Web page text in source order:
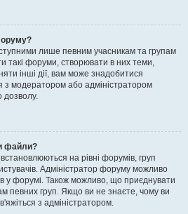
лише певним учасникам та групам
такі форуми, створювати в них теми,
інші дії, вам може знадобитися
з модератором або адміністратором
дозволу.
файли?
на рівні форумів, груп
Адміністратор форуму можливо
у форумі. Також можливо, що приєднувати
певних груп. Якщо ви не знаєте, чому ви
з адміністратором.